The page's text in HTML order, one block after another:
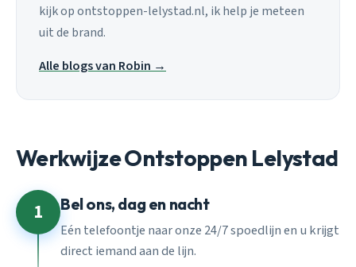
kijk op ontstoppen-lelystad.nl, ik help je meteen
uit de brand.
Alle blogs van Robin →
Werkwijze Ontstoppen Lelystad
1 Bel ons, dag en nacht
Eén telefoontje naar onze 24/7 spoedlijn en u krijgt
direct iemand aan de lijn.